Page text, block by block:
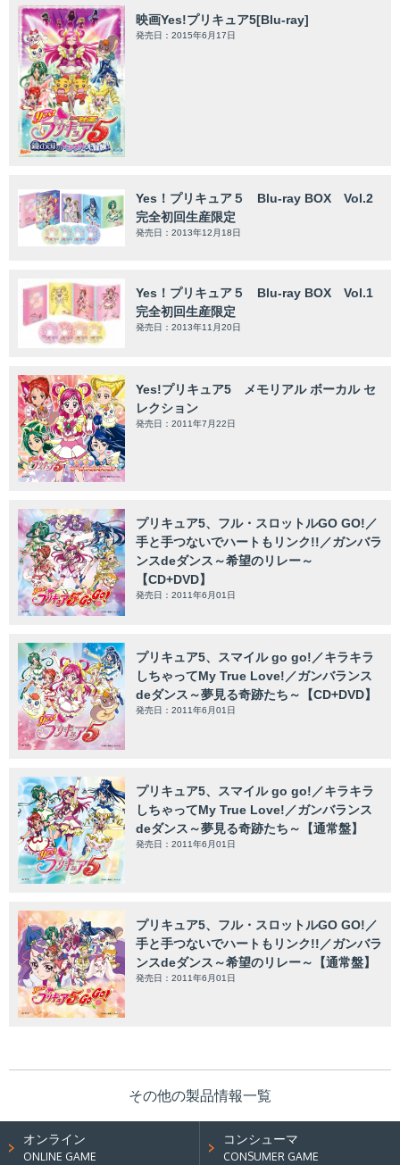
映画Yes!プリキュア5[Blu-ray]
発売日：2015年6月17日
Yes！プリキュア５ Blu-ray BOX Vol.2
完全初回生産限定
発売日：2013年12月18日
Yes！プリキュア５ Blu-ray BOX Vol.1
完全初回生産限定
発売日：2013年11月20日
Yes!プリキュア5 メモリアル ボーカル セ
レクション
発売日：2011年7月22日
プリキュア5、フル・スロットルGO GO!／
手と手つないでハートもリンク!!／ガンバラ
ンスdeダンス～希望のリレー～
【CD+DVD】
発売日：2011年6月01日
プリキュア5、スマイル go go!／キラキラ
しちゃってMy True Love!／ガンバランス
deダンス～夢見る奇跡たち～【CD+DVD】
発売日：2011年6月01日
プリキュア5、スマイル go go!／キラキラ
しちゃってMy True Love!／ガンバランス
deダンス～夢見る奇跡たち～【通常盤】
発売日：2011年6月01日
プリキュア5、フル・スロットルGO GO!／
手と手つないでハートもリンク!!／ガンバラ
ンスdeダンス～希望のリレー～【通常盤】
発売日：2011年6月01日
その他の製品情報一覧
オンライン
ONLINE GAME
コンシューマ
CONSUMER GAME